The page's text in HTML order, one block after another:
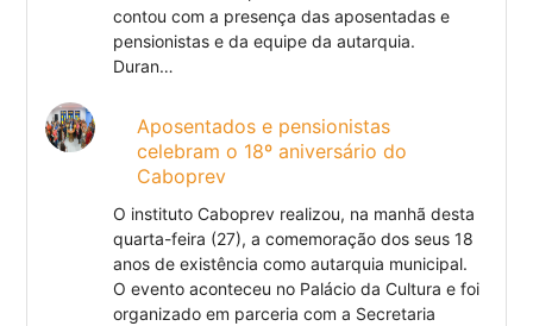
contou com a presença das aposentadas e
pensionistas e da equipe da autarquia.
Duran…
Aposentados e pensionistas
celebram o 18º aniversário do
Caboprev
O instituto Caboprev realizou, na manhã desta
quarta-feira (27), a comemoração dos seus 18
anos de existência como autarquia municipal.
O evento aconteceu no Palácio da Cultura e foi
organizado em parceria com a Secretaria